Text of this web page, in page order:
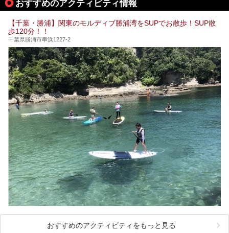
おすすめのアクティビティ情報
【千葉・勝浦】関東のモルディブ勝浦湾をSUPでお散歩！SUP散
歩120分！！
千葉県勝浦市串浜1227-2
おすすめのアクティビティをもっと見る